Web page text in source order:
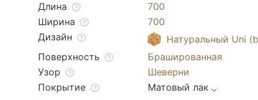
Длина
700
Ширина
700
Дизайн
Натуральный Uni
Поверхность
Брашированная
Узор
Шеверни
Покрытие
Матовый лак